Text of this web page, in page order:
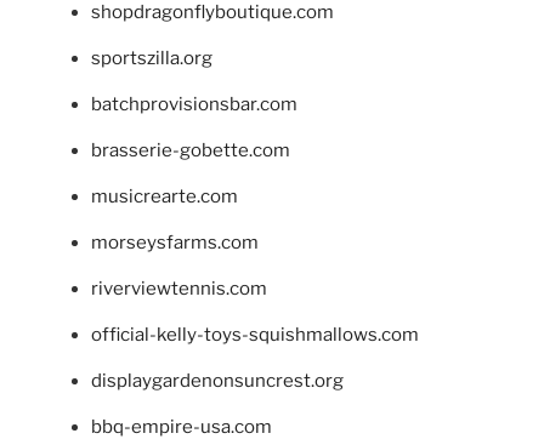
shopdragonflyboutique.com
sportszilla.org
batchprovisionsbar.com
brasserie-gobette.com
musicrearte.com
morseysfarms.com
riverviewtennis.com
official-kelly-toys-squishmallows.com
displaygardenonsuncrest.org
bbq-empire-usa.com